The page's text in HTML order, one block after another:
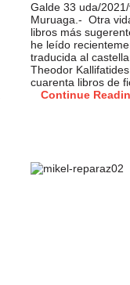
Galde 33 uda/
Muruaga.- Otra
libros más
he leído
traducida al
Theodor
cuarenta libros de
Continue